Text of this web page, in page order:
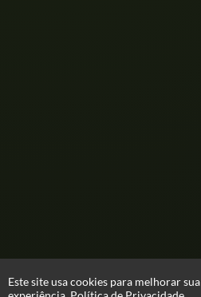
Este site usa cookies para melhorar sua